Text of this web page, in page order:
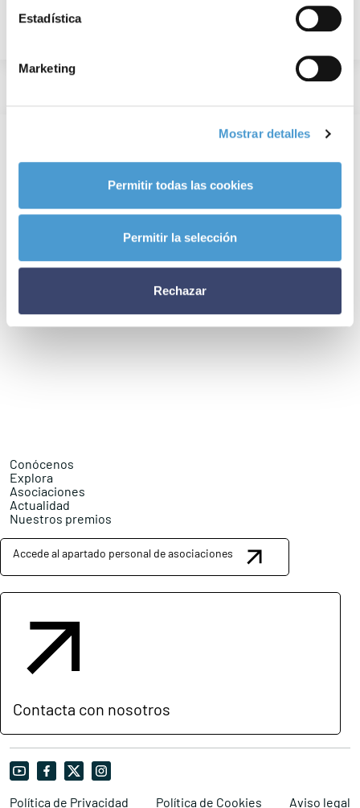
Estadística
Marketing
Mostrar detalles
Permitir todas las cookies
Permitir la selección
Rechazar
Conócenos
Explora
Asociaciones
Actualidad
Nuestros premios
Accede al apartado personal de asociaciones
Contacta con nosotros
Política de Privacidad Política de Cookies Aviso legal